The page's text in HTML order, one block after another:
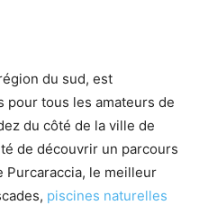
du sud, est
pour tous les amateurs de
du côté de la ville de
de découvrir un parcours
Purcaraccia, le meilleur
piscines naturelles